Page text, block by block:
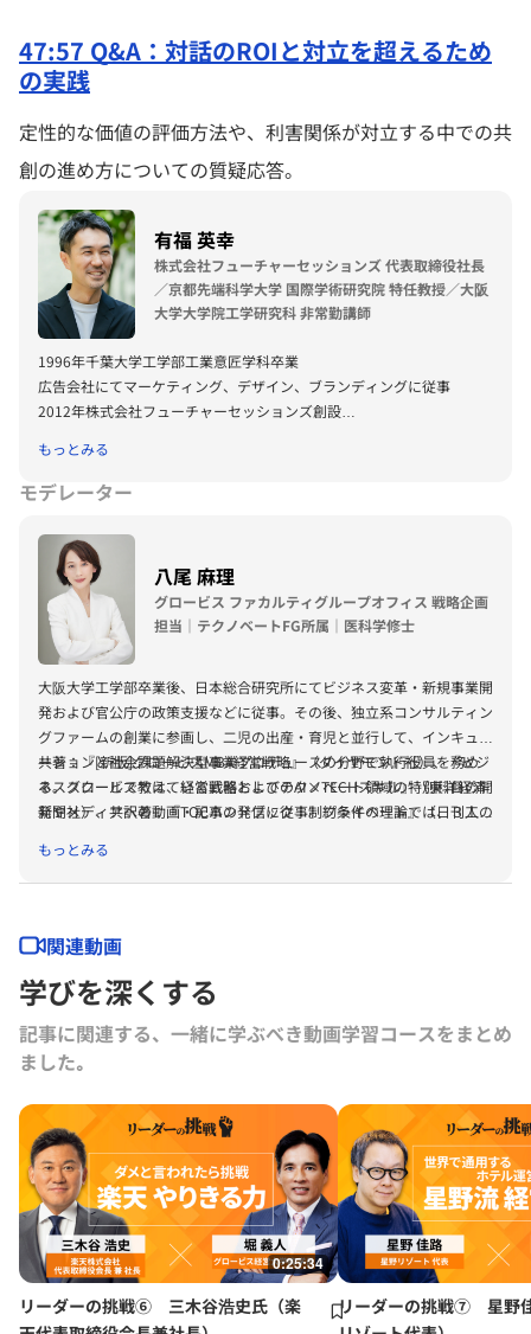
47:57 Q&A：対話のROIと対立を超えるため
の実践
定性的な価値の評価方法や、利害関係が対立する中での共
創の進め方についての質疑応答。
有福 英幸
株式会社フューチャーセッションズ 代表取締役社長
／京都先端科学大学 国際学術研究院 特任教授／大阪
大学大学院工学研究科 非常勤講師
1996年千葉大学工学部工業意匠学科卒業
広告会社にてマーケティング、デザイン、ブランディングに従事
2012年株式会社フューチャーセッションズ創設
もっとみる
モデレーター
八尾 麻理
グロービス ファカルティグループオフィス 戦略企画
担当｜テクノベートFG所属｜医科学修士
大阪大学工学部卒業後、日本総合研究所にてビジネス変革・新規事業開
発および官公庁の政策支援などに従事。その後、独立系コンサルティン
グファームの創業に参画し、二児の出産・育児と並行して、インキュベ
ーションと社会課題解決型事業プロデュースの分野で執行役員を務め
る。グロービスでは、経営戦略およびテクノベート領域の特別科目の開
発やメディアへの動画・記事の発信に従事。プライベートでは、３人の
療・ヘルスケアの社会課題解決に従事。
共著：『[新版]グロービスMBA経営戦略』（ダイヤモンド社）、『ビジ
ネススクールで教えている武器としてのAI×TECHスキル』（東洋経済
新聞社）、共訳著：『TOCハンドブック 制約条件の理論』（日刊工業
もっとみる
関連動画
学びを深くする
記事に関連する、一緒に学ぶべき動画学習コースをまとめ
ました｡
0:25:34
リーダーの挑戦⑥ 三木谷浩史氏（楽
リーダーの挑戦⑦ 星野